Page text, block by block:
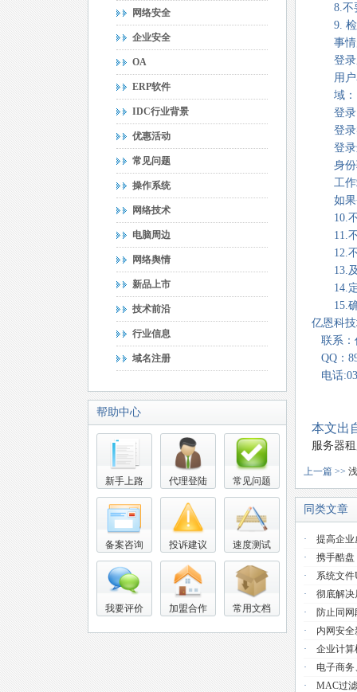
网络安全
企业安全
OA
ERP软件
IDC行业背景
优惠活动
常见问题
操作系统
网络技术
电脑周边
网络舆情
新品上市
技术前沿
行业信息
域名注册
帮助中心
新手上路 代理登陆 常见问题
备案咨询 投诉建议 速度测试
我要评价 加盟合作 常用文档
8.不要
9. 检查
事情
登录
用户
域：
登录
登录
登录
身份
工作站
如果登
10.不
11.不
12.不
13.及
14.定
15.确
亿恩科
联系：
QQ：
电话
本文出
服务器
上一篇 >>
同类文章
· 提高企业
· 携手酷盘
· 系统文件
· 彻底解决
· 防止同
· 内网安
· 企业计算
· 电子商
· MAC过